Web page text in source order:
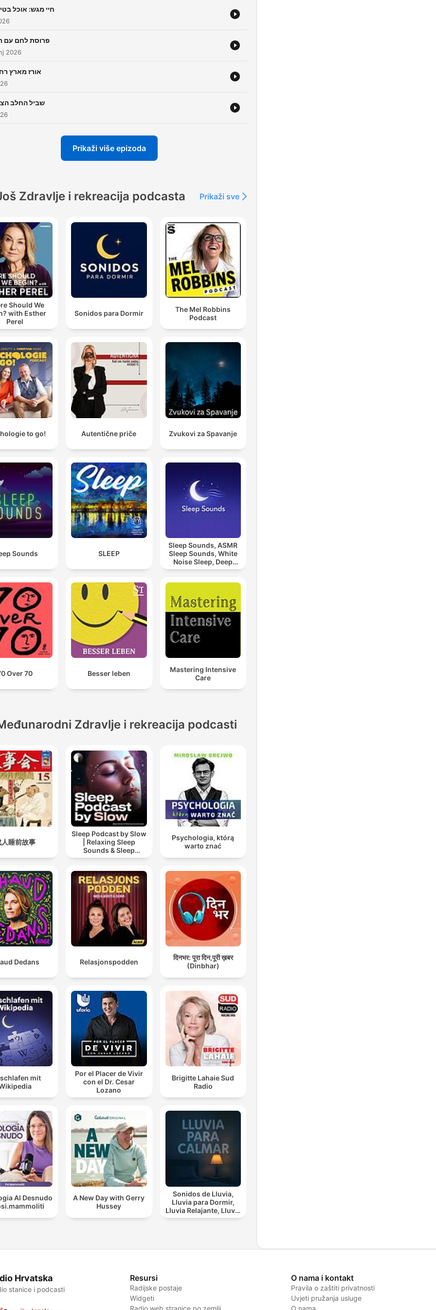
חיי מגש: אוכל
פרוסת לחם עם
2026
אורז מארץ
שביל החלב
Prikaži više epizoda
Zdravlje i rekreacija podcasta Prikaži sve
Should We
with Esther
Perel
Sonidos para Dormir
The Mel Robbins
Podcast
to go! Autentične priče Zvukovi za Spavanje
Sounds SLEEP
Sleep Sounds, ASMR
Sleep Sounds, White
Noise Sleep, Deep
Sleep Sounds,
Over 70 Besser leben
Mastering Intensive
Care
Zdravlje i rekreacija podcasti
睡前故事
Sleep Podcast by Slow
| Relaxing Sleep
Sounds & Sleep
Stories | Nature Sound
Psychologia, którą
warto znać
Dedans Relasjonspodden
दिनभर: पूरा दिन,पूरी ख़बर
(Dinbhar)
mit
Por el Placer de Vivir
con el Dr. Cesar
Lozano
Brigitte Lahaie Sud
Radio
Al Desnudo
A New Day with Gerry
Hussey
Sonidos de Lluvia,
Lluvia para Dormir,
Lluvia Relajante, Lluvia
Suave, Lluvia Para
Hrvatska
stanice i podcasti
Resursi
Radijske postaje
Widgeti
Radio web stranice po zemlji
O nama i kontakt
Pravila o zaštiti privatnosti
Uvjeti pružanja usluge
O nama